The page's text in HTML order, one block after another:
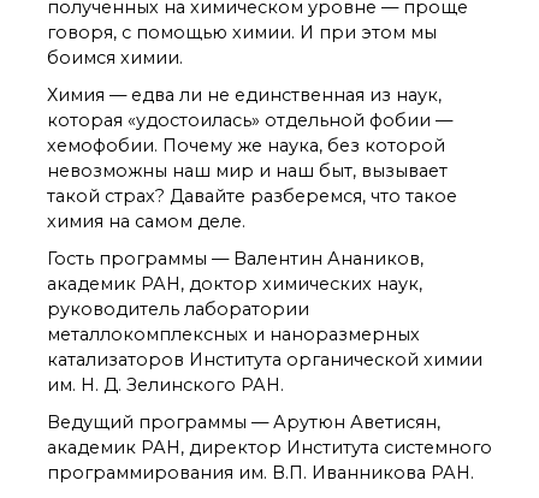
Совет молодых ученых
ИОХ РАН
пользования
Института
органической химии
РАН (ЦКП ИОХ РАН)
Библиотека
Инфоресурсы
Профком
Документы
Контакты
Основные
направления
деятельности
Важнейшие
достижения института
полученных на химическом уровне — проще
говоря, с помощью химии. И при этом мы
боимся химии.
Химия — едва ли не единственная из наук,
которая «удостоилась» отдельной фобии —
хемофобии. Почему же наука, без которой
невозможны наш мир и наш быт, вызывает
такой страх? Давайте разберемся, что такое
химия на самом деле.
Гость программы — Валентин Анаников,
академик РАН, доктор химических наук,
руководитель лаборатории
металлокомплексных и наноразмерных
катализаторов Института органической химии
им. Н. Д. Зелинского РАН.
Ведущий программы — Арутюн Аветисян,
академик РАН, директор Института системного
программирования им. В.П. Иванникова РАН.